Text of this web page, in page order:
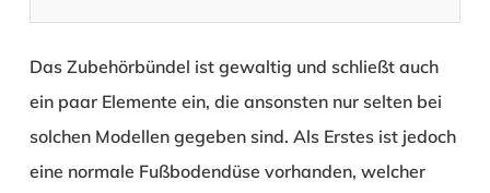
Das Zubehörbündel ist gewaltig und schließt auch
ein paar Elemente ein, die ansonsten nur selten bei
solchen Modellen gegeben sind. Als Erstes ist jedoch
eine normale Fußbodendüse vorhanden, welcher